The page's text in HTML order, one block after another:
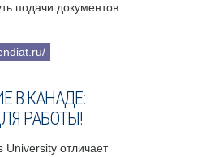
подачи документов
В КАНАДЕ:
РАБОТЫ!
University отличает